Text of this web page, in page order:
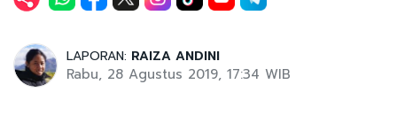
LAPORAN: RAIZA ANDINI
Rabu, 28 Agustus 2019, 17:34 WIB